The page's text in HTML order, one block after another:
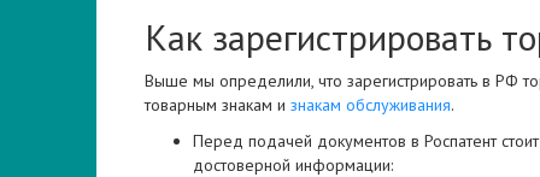
Как зарегистрировать
Выше мы определили, что зарегистрировать в РФ
товарным знакам и знакам обслуживания.
Перед подачей документов в Роспатент
достоверной информации: